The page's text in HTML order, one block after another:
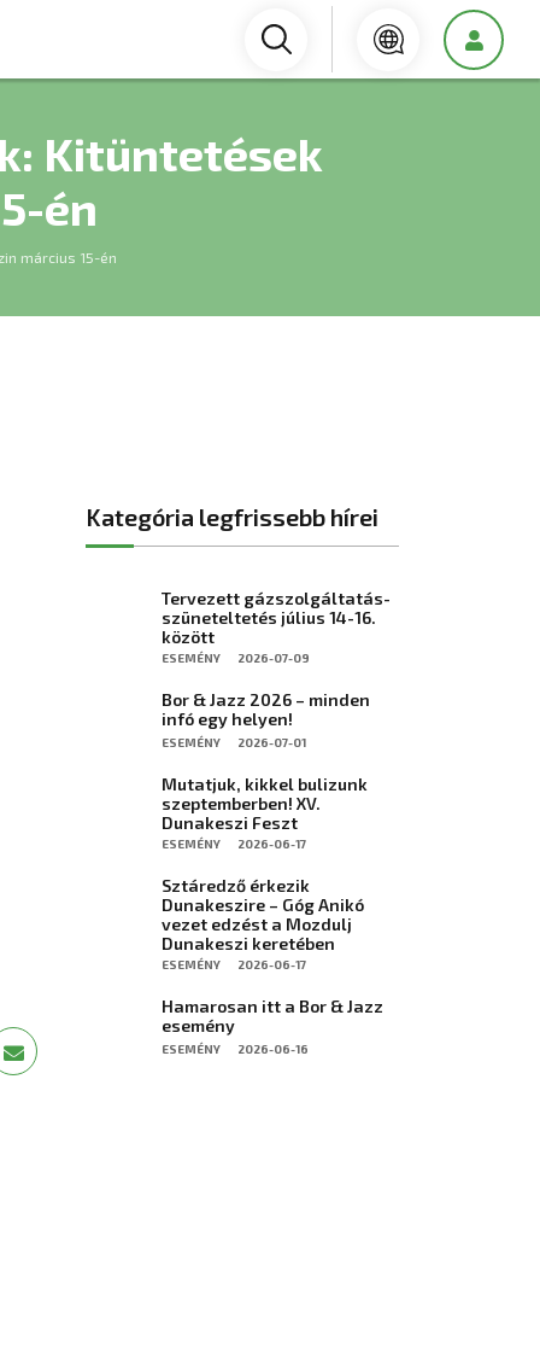
Kitüntetések
én
március 15-én
Kategória legfrissebb hírei
Tervezett gázszolgáltatás-
szüneteltetés július 14-16.
között
ESEMÉNY 2026-07-09
Bor & Jazz 2026 – minden
infó egy helyen!
ESEMÉNY 2026-07-01
Mutatjuk, kikkel bulizunk
szeptemberben! XV.
Dunakeszi Feszt
ESEMÉNY 2026-06-17
Sztáredző érkezik
Dunakeszire – Góg Anikó
vezet edzést a Mozdulj
Dunakeszi keretében
ESEMÉNY 2026-06-17
Hamarosan itt a Bor & Jazz
esemény
ESEMÉNY 2026-06-16